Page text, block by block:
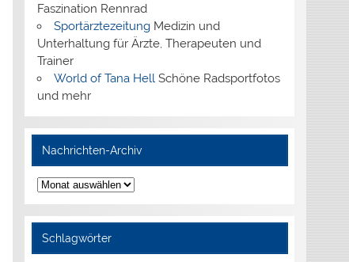
Faszination Rennrad
SportärztezeitungMedizin und
Unterhaltung für Ärzte, Therapeuten und
Trainer
World of Tana Hell Schöne Radsportfotos
und mehr
Nachrichten-Archiv
Nachrichten-
Archiv
Schlagwörter